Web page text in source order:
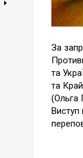
За
та
та
(Ольга